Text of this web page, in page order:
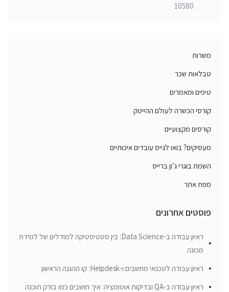
10580
משרות
טבלאות שכר
טיפים ומאמרים
קורסי הכשרה לעולם ההייטק
קורסים מקצועיים
מעסיקים? בואו לגייס עובדים איכותיים
השמת בוגרי ג’ון ברייס
מפת אתר
פוסטים אחרונים
ראיון עבודה ב-Data Science: בין סטטיסטיקה למודלים של למידת
מכונה
ראיון עבודה לטכנאי מחשבים ו-Helpdesk: קו ההגנה הראשון
ראיון עבודה ב-QA ובדיקות אוטומציה: איך חושבים כמו בודק תוכנה